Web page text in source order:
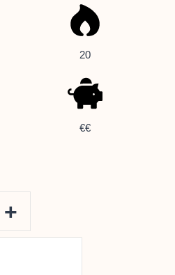
20
€€
+